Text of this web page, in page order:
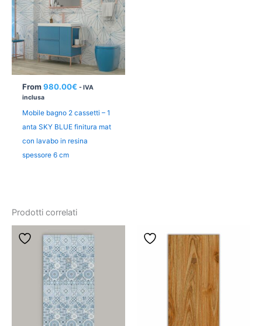
From 980.00€ - IVA
inclusa
Mobile bagno 2 cassetti – 1
anta SKY BLUE finitura mat
con lavabo in resina
spessore 6 cm
Prodotti correlati